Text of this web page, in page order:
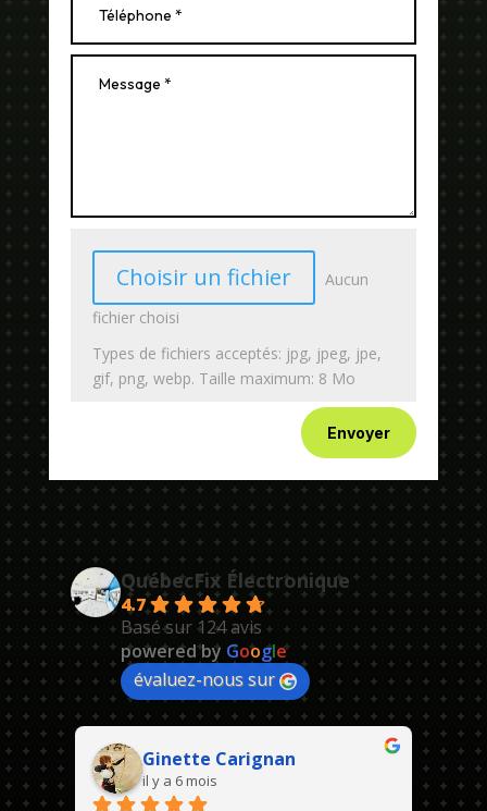
Choisir un fichier
Aucun
fichier choisi
Types de fichiers acceptés: jpg, jpeg, jpe,
gif, png, webp. Taille maximum: 8 Mo
Envoyer
QuébecFix Électronique
4.7
Basé sur 124 avis
powered by Google
évaluez-nous sur
Ginette Carignan
il y a 6 mois